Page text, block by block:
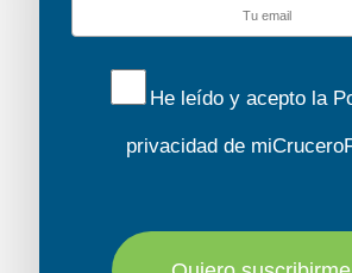
En estos lugares hay
1809, Joséphine continuó
napoleónico fue inaugurado
comprador por Joséphine.
He leído y acepto la
privacidadde